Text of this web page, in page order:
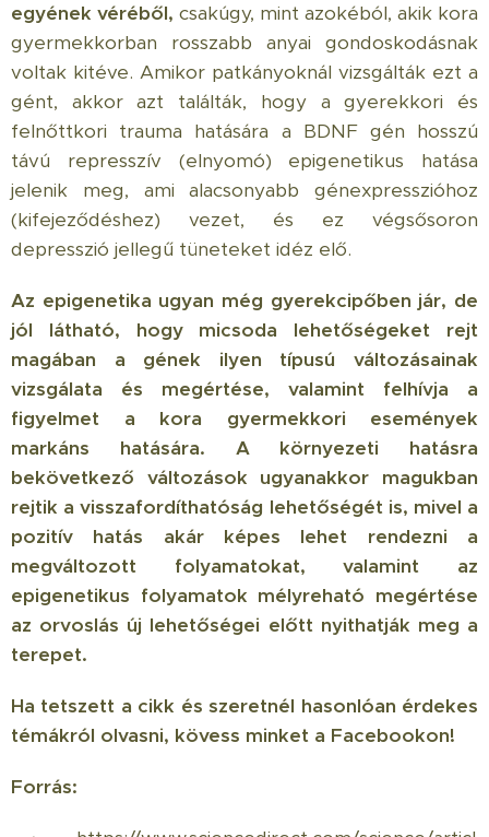
egyének véréből, csakúgy, mint azokéból, akik kora
gyermekkorban rosszabb anyai gondoskodásnak
voltak kitéve. Amikor patkányoknál vizsgálták ezt a
gént, akkor azt találták, hogy a gyerekkori és
felnőttkori trauma hatására a BDNF gén hosszú
távú represszív (elnyomó) epigenetikus hatása
jelenik meg, ami alacsonyabb génexpresszióhoz
(kifejeződéshez) vezet, és ez végsősoron
depresszió jellegű tüneteket idéz elő.
Az epigenetika ugyan még gyerekcipőben jár, de
jól látható, hogy micsoda lehetőségeket rejt
magában a gének ilyen típusú változásainak
vizsgálata és megértése, valamint felhívja a
figyelmet a kora gyermekkori események
markáns hatására. A környezeti hatásra
bekövetkező változások ugyanakkor magukban
rejtik a visszafordíthatóság lehetőségét is, mivel a
pozitív hatás akár képes lehet rendezni a
megváltozott folyamatokat, valamint az
epigenetikus folyamatok mélyreható megértése
az orvoslás új lehetőségei előtt nyithatják meg a
terepet.
Ha tetszett a cikk és szeretnél hasonlóan érdekes
témákról olvasni, kövess minket a Facebookon!
Forrás: